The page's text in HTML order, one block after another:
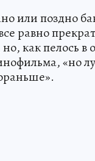
или поздно
равно
как пелось в
«но